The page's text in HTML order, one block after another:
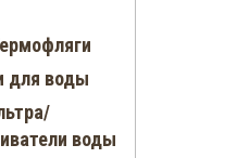
для воды
воды